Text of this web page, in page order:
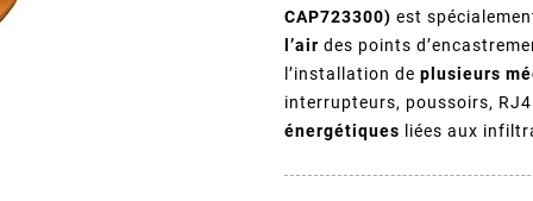
CAP723300) est
l’air des points
l’installation de plusieurs
interrupteurs, poussoirs,
énergétiques liées aux